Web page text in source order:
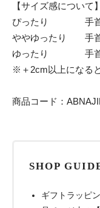
【サイズ感について】
ぴったり 手首
ややゆったり 手首
ゆったり 手首サ
※＋2cm以上になる
商品コード：
SHOP
ギフトラッピ